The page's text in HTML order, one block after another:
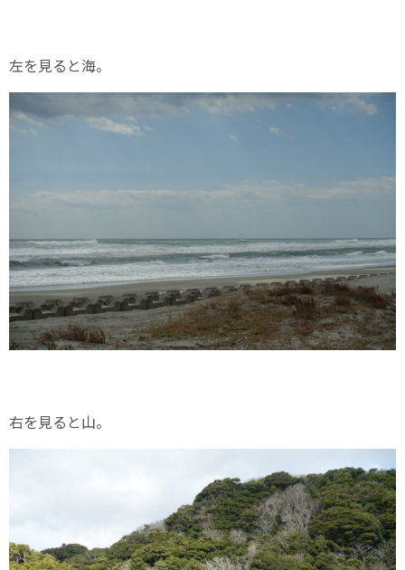
左を見ると海。
右を見ると山。